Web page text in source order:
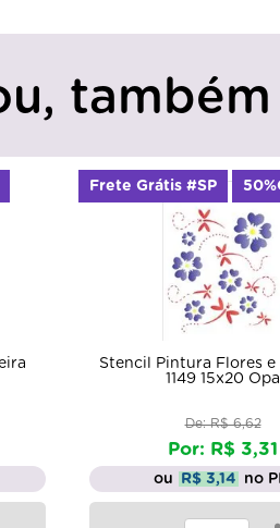
e Libelulas
Opa
no PIX
Stencil Pintura
3424
De:
Por:
ou R$
Frete Grátis